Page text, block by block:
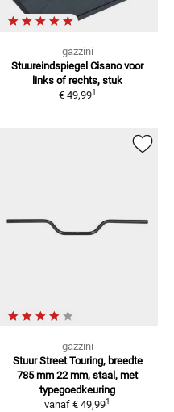
gazzini
Stuureindspiegel Cisano voor
links of rechts, stuk
€ 49,991
gazzini
Stuur Street Touring, breedte
785 mm 22 mm, staal, met
typegoedkeuring
vanaf € 49,991